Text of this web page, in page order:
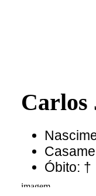
Carlos
Óbito: †